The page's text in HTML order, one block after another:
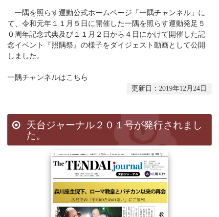
一隅を照らす運動公式ホームページ「一隅チャンネル」に
て、令和元年１１月５日に開催した一隅を照らす運動発足５
０周年記念式典及び１１月２日から４日にかけて開催した記
念イベント『照隅祭』の様子をダイジェスト動画として公開
しました。
一隅チャンネルはこちら
更新日：2019年12月24日
天台ジャーナル２０１号が発行されまし
た。